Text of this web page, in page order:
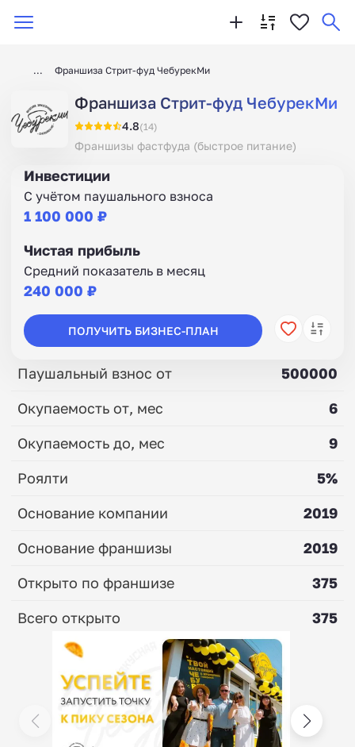
Франшиза Стрит-фуд ЧебурекМи
Франшиза Стрит-фуд ЧебурекМи
4.8(14)
Франшизы фастфуда (быстрое питание)
Инвестиции
С учётом паушального взноса
1 100 000 ₽
Чистая прибыль
Средний показатель в месяц
240 000 ₽
ПОЛУЧИТЬ БИЗНЕС-ПЛАН
Паушальный взнос от
500000
Окупаемость от, мес
6
Окупаемость до, мес
9
Роялти
5%
Основание компании
2019
Основание франшизы
2019
Открыто по франшизе
375
Всего открыто
375